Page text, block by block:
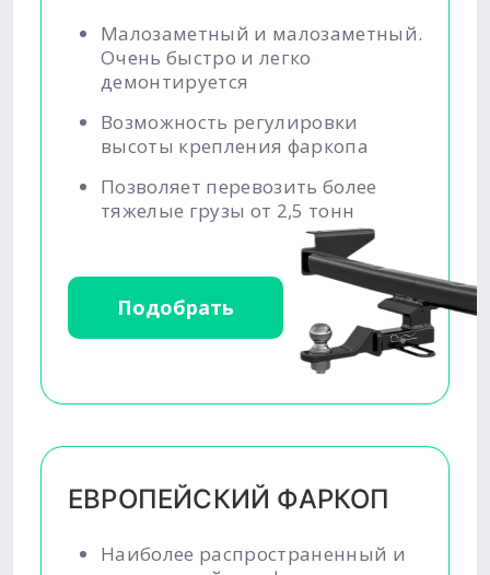
Малозаметный и малозаметный.
Очень быстро и легко
демонтируется
Возможность регулировки
высоты крепления фаркопа
Позволяет перевозить более
тяжелые грузы от 2,5 тонн
Подобрать
ЕВРОПЕЙСКИЙ ФАРКОП
Наиболее распространенный и